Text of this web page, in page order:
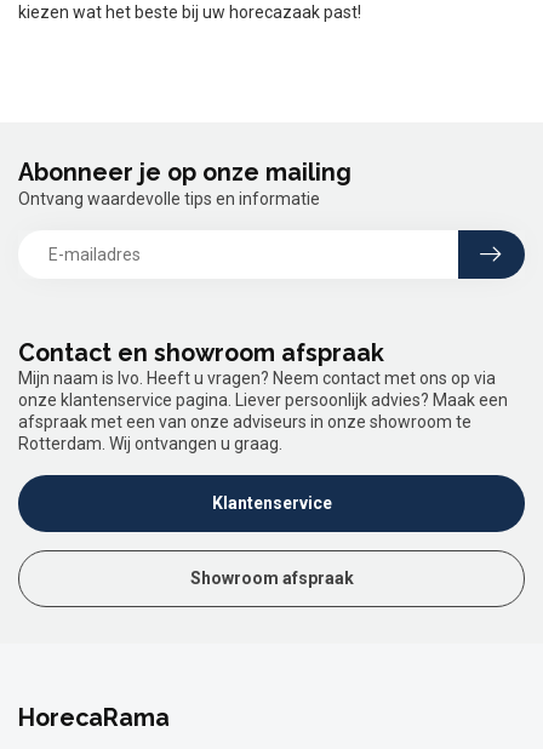
kiezen wat het beste bij uw horecazaak past!
Contact en showroom afspraak
Mijn naam is Ivo. Heeft u vragen? Neem contact met ons op via
onze klantenservice pagina. Liever persoonlijk advies? Maak een
afspraak met een van onze adviseurs in onze showroom te
Rotterdam. Wij ontvangen u graag.
Klantenservice
Showroom afspraak
Abonneer je op onze mailing
Ontvang waardevolle tips en informatie
HorecaRama